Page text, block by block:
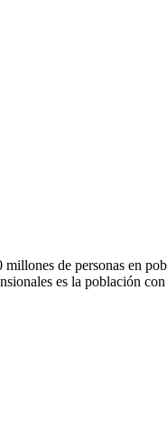
de personas en
es la población